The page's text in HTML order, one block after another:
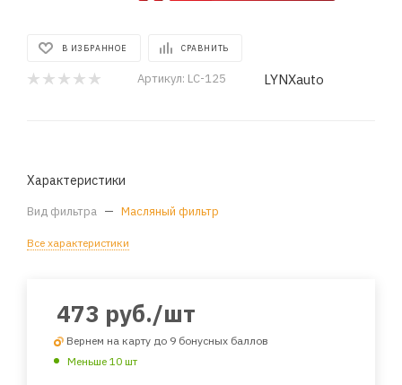
В ИЗБРАННОЕ СРАВНИТЬ
Артикул: LC-125 LYNXauto
Характеристики
Вид фильтра — Масляный фильтр
Все характеристики
473 руб./шт
Вернем на карту до 9 бонусных баллов
Меньше 10 шт